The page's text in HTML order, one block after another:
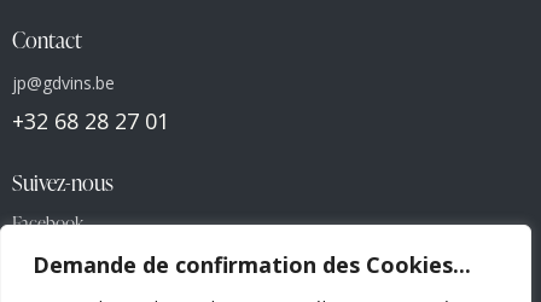
Demande de confirmation des Cookies...
Contact
jp@gdvins.be
+32 68 28 27 01
Suivez-nous
Facebook